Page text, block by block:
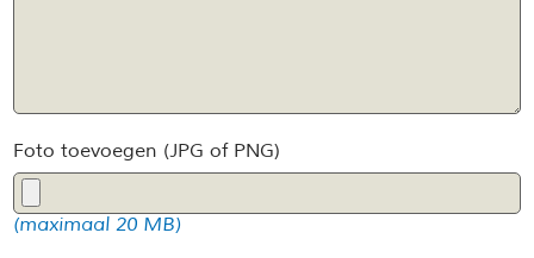
Foto toevoegen (JPG of PNG)
(maximaal 20 MB)